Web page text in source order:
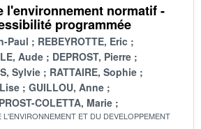
l'environnement normatif -
programmée
Paul
REBEYROTTE, Eric
Aude
DEPROST, Pierre
Sylvie
RATTAIRE, Sophie
GUILLOU, Anne
PROST-COLETTA, Marie
ET DU DEVELOPPEMENT